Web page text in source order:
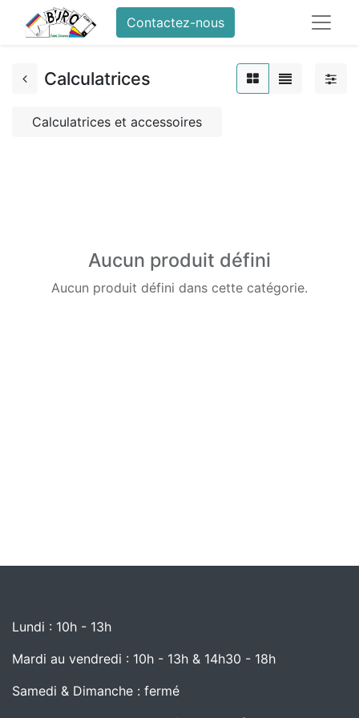
Contactez-nous
Calculatrices
Calculatrices et accessoires
Aucun produit défini
Aucun produit défini dans cette catégorie.
Lundi : 10h - 13h
Mardi au vendredi : 10h - 13h & 14h30 - 18h
Samedi & Dimanche : fermé